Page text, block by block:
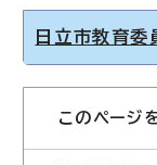
日立市教育委
このページ